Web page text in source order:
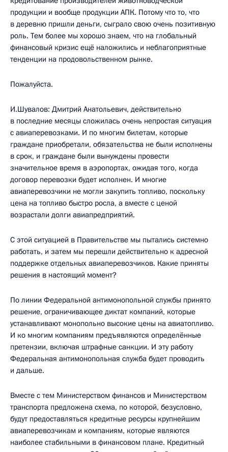
продукции и вообще продукции АПК. Потому что то, что
в деревню пришли деньги, сыграло свою очень позитивную
роль. Тем более мы хорошо знаем, что на глобальный
финансовый кризис ещё наложились и неблагоприятные
тенденции на продовольственном рынке.
Пожалуйста.
И.Шувалов: Дмитрий Анатольевич, действительно
в последние месяцы сложилась очень непростая ситуация
с авиаперевозками. И по многим билетам, которые
граждане приобретали, обязательства не были исполнены
в срок, и граждане были вынуждены провести
значительное время в аэропортах, ожидая того, когда
договор перевозки будет исполнен. И многие
авиаперевозчики не могли закупить топливо, поскольку
цена на топливо быстро росла, а вместе с ценой
возрастали долги авиапредприятий.
С этой ситуацией в Правительстве мы пытались системно
работать, и затем мы перешли действительно к адресной
поддержке отдельных авиаперевозчиков. Какие приняты
решения в настоящий момент?
По линии Федеральной антимонопольной службы принято
решение, ограничивающее диктат компаний, которые
устанавливают монопольно высокие цены на авиатопливо.
И ко многим компаниям предъявляются определённые
претензии, включая штрафные санкции. И эту работу
Федеральная антимонопольная служба будет проводить
и дальше.
Вместе с тем Министерством финансов и Министерством
транспорта предложена схема, по которой, безусловно,
будут предоставляться кредитные ресурсы крупнейшим
авиаперевозчикам и компаниям, которые являются
наиболее стабильными в финансовом плане. Кредитный